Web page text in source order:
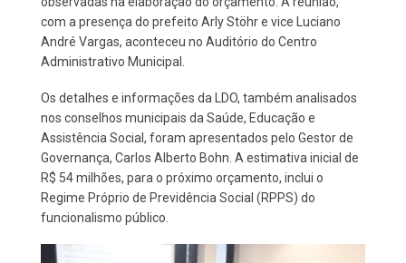
com a presença do prefeito Arly Stöhr e vice Luciano
André Vargas, aconteceu no Auditório do Centro
Administrativo Municipal.
Os detalhes e informações da LDO, também analisados
nos conselhos municipais da Saúde, Educação e
Assistência Social, foram apresentados pelo Gestor de
Governança, Carlos Alberto Bohn. A estimativa inicial de
R$ 54 milhões, para o próximo orçamento, inclui o
Regime Próprio de Previdência Social (RPPS) do
funcionalismo público.